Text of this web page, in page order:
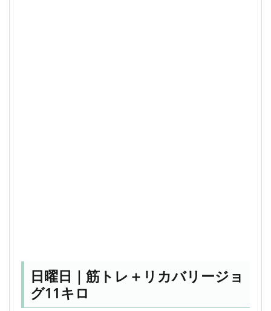
日曜日｜筋トレ＋リカバリージョ
グ11キロ